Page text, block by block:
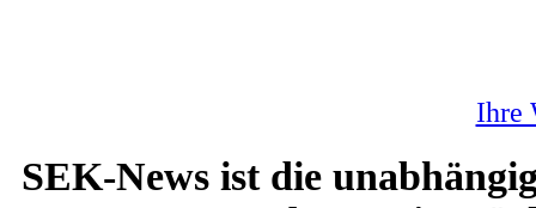
Ihre
SEK-News ist die